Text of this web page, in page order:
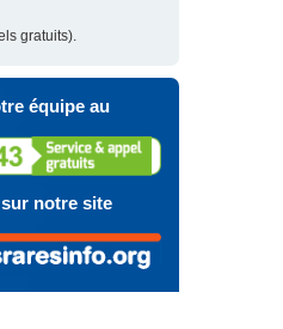
gratuits).
équipe au
notre site